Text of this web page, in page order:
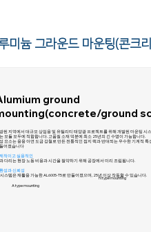
미늄 그라운드 마운팅(콘크
ground
ground
된 지역에서 대규모 상업용 및 유틸리티 태양광 프로젝트를 위해 개발된 마운팅 시
모듈 모두에 적합합니다. 고품질 소재 덕분에 최소 25년의 긴 수명이 가능합니다.
요소는 용융 아연 도금 강철로 만든 전통적인 접지 랙과 반대되는 우수한 기계적 특
어졌습니다
적이고 실용적인
다리는 현장 노동 비용과 시간을 절약하기 위해 공장에서 미리 조립됩니다.
성과 신뢰성
스템은 재활용 가능한 AL6005-T5로 만들어졌으며, 25년 이상 작동할 수 있습니다.
A type mounting
N type mounting